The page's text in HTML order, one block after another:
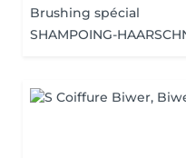
Brushing spécial
SHAMPOING-